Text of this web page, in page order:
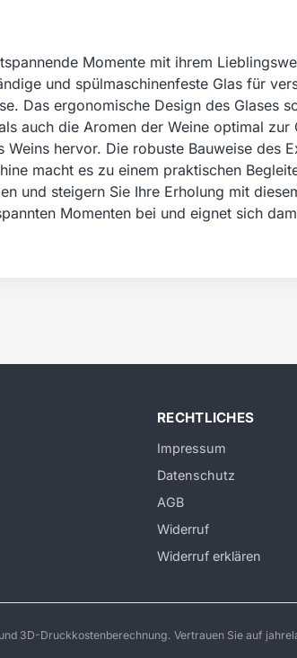
Momente mit ihrem
und spülmaschinenfeste Glas für
Das ergonomische Design des Glases
auch die Aromen der Weine optimal zur
hervor. Die robuste Bauweise des
macht es zu einem praktischen
und steigern Sie Ihre Erholung mit
Momenten bei und eignet sich
RECHTLICHES
Impressum
Datenschutz
AGB
Widerruf
Widerruf erklären
3D-Druckkostenberechnung. Vertrauen Sie auf